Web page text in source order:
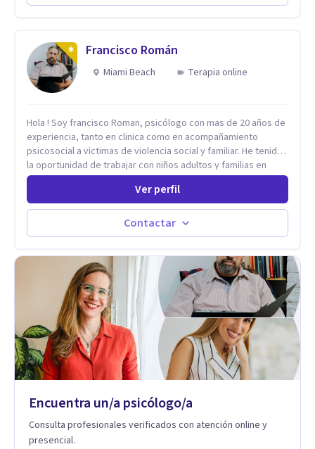
Francisco Román
Miami Beach Terapia online
Hola ! Soy francisco Roman, psicólogo con mas de 20 años de
experiencia, tanto en clinica como en acompañamiento
psicosocial a victimas de violencia social y familiar. He tenido
la oportunidad de trabajar con niños adultos y familias en
todos los espacios y esto me ha dado un una variedad de
aprendizajes que ahora pongo a tu disposicion. En la
actualidad puedo atenderte de manera presencial y/o virtual,
de lunes a sabado. el costo de cada sesión lo acordamos en
el primer contacto
Ver perfil
Contactar
Encuentra un/a psicólogo/a
Consulta profesionales verificados con atención online y
presencial.